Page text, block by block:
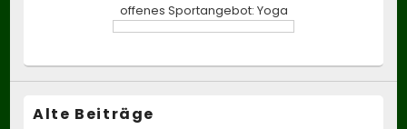
offenes Sportangebot: Yoga
Alte Beiträge